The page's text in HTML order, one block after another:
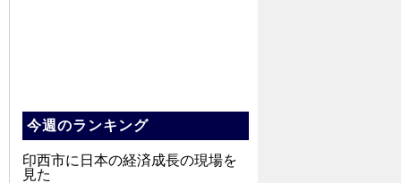
今週のランキング
印西市に日本の経済成長の現場を
見た